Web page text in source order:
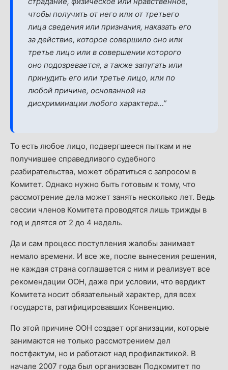
чтобы получить от него или от третьего
лица сведения или признания, наказать его
за действие, которое совершило оно или
третье лицо или в совершении которого
оно подозревается, а также запугать или
принудить его или третье лицо, или по
любой причине, основанной на
дискриминации любого характера…”
То есть любое лицо, подвергшееся пыткам и не
получившее справедливого судебного
разбирательства, может обратиться с запросом в
Комитет. Однако нужно быть готовым к тому, что
рассмотрение дела может занять несколько лет. Ведь
сессии членов Комитета проводятся лишь трижды в
год и длятся от 2 до 4 недель.
Да и сам процесс поступления жалобы занимает
немало времени. И все же, после вынесения решения,
не каждая страна соглашается с ним и реализует все
рекомендации ООН, даже при условии, что вердикт
Комитета носит обязательный характер, для всех
государств, ратифицировавших Конвенцию.
По этой причине ООН создает организации, которые
занимаются не только рассмотрением дел
постфактум, но и работают над профилактикой. В
начале 2007 года был организован Подкомитет по